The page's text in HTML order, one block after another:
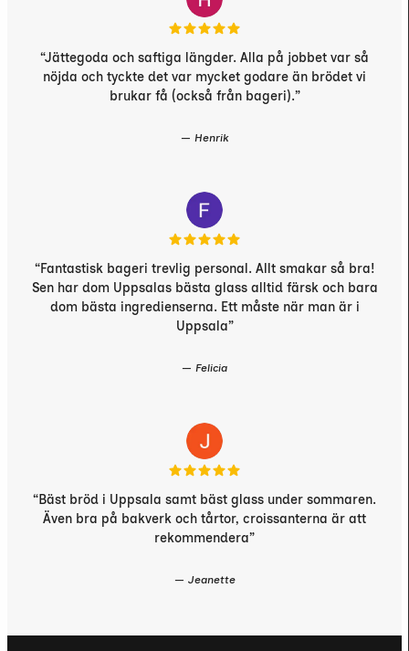
“Jättegoda och saftiga längder. Alla på jobbet var så
nöjda och tyckte det var mycket godare än brödet vi
brukar få (också från bageri).”
— Henrik
“Fantastisk bageri trevlig personal. Allt smakar så bra!
Sen har dom Uppsalas bästa glass alltid färsk och bara
dom bästa ingredienserna. Ett måste när man är i
Uppsala”
— Felicia
“Bäst bröd i Uppsala samt bäst glass under sommaren.
Även bra på bakverk och tårtor, croissanterna är att
rekommendera”
— Jeanette